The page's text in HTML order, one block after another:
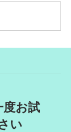
度お試
い